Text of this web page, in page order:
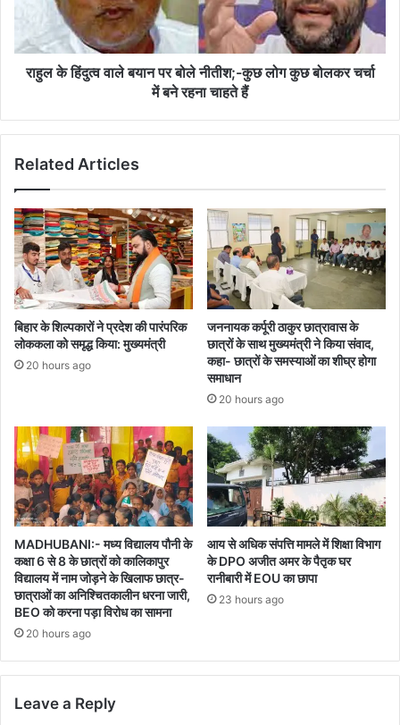
नीतीश;-
कुछ
लोग
बने
हैं
राहुल के हिंदुत्व वाले बयान पर बोले नीतीश;-कुछ लोग कुछ बोलकर चर्चा
में बने रहना चाहते हैं
Related Articles
बिहार के शिल्पकारों ने प्रदेश की पारंपरिक
लोककला को समृद्ध किया: मुख्यमंत्री
20 hours ago
जननायक कर्पूरी ठाकुर छात्रावास के
छात्रों के साथ मुख्यमंत्री ने किया संवाद,
कहा- छात्रों के समस्याओं का शीघ्र होगा
समाधान
20 hours ago
MADHUBANI:- मध्य विद्यालय पौनी के
कक्षा 6 से 8 के छात्रों को कालिकापुर
विद्यालय में नाम जोड़ने के खिलाफ छात्र-
छात्राओं का अनिश्चितकालीन धरना जारी,
BEO को करना पड़ा विरोध का सामना
20 hours ago
आय से अधिक संपत्ति मामले में शिक्षा विभाग
के DPO अजीत अमर के पैतृक घर
रानीबारी में EOU का छापा
23 hours ago
Leave a Reply